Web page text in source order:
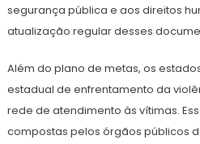
segurança pública e aos direitos
atualização regular desses
Além do plano de metas, os
estadual de enfrentamento da
rede de atendimento às vítimas.
compostas pelos órgãos públicos